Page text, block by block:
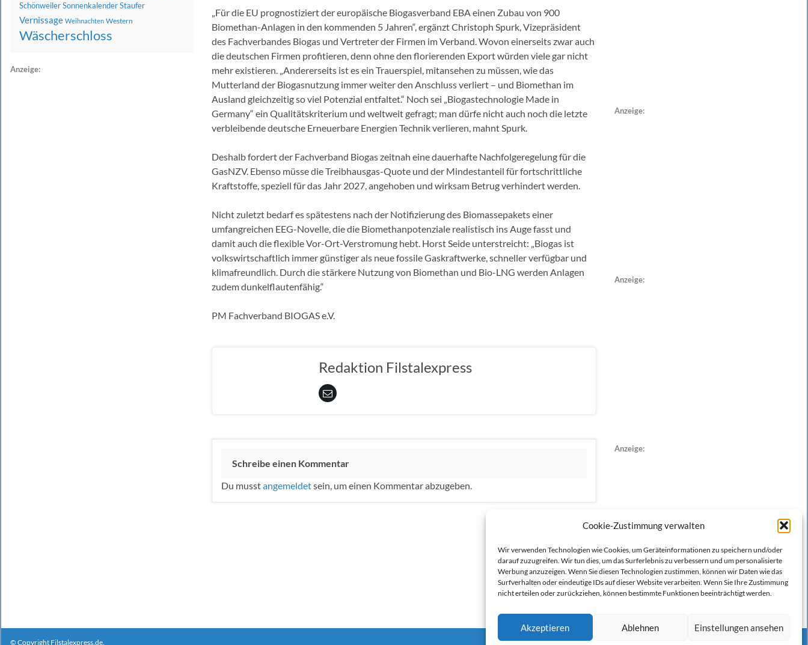
Cookie-Zustimmung verwalten
Wir verwenden Technologien wie Cookies, um Geräteinformationen zu speichern und/oder
darauf zuzugreifen. Wir tun dies, um das Surferlebnis zu verbessern und um personalisierte
Werbung anzuzeigen. Wenn Sie diesen Technologien zustimmen, können wir Daten wie das
Surfverhalten oder eindeutige IDs auf dieser Website verarbeiten. Wenn Sie Ihre Zustimmung
nicht erteilen oder zurückziehen, können bestimmte Funktionen beeinträchtigt werden.
Akzeptieren Ablehnen Einstellungen ansehen
„Für die EU prognostiziert der europäische Biogasverband EBA einen Zubau von 900
Biomethan-Anlagen in den kommenden 5 Jahren“, ergänzt Christoph Spurk, Vizepräsident
des Fachverbandes Biogas und Vertreter der Firmen im Verband. Wovon einerseits zwar auch
die deutschen Firmen profitieren, denn ohne den florierenden Export würden viele gar nicht
mehr existieren. „Andererseits ist es ein Trauerspiel, mitansehen zu müssen, wie das
Mutterland der Biogasnutzung immer weiter den Anschluss verliert – und Biomethan im
Ausland gleichzeitig so viel Potenzial entfaltet.“ Noch sei „Biogastechnologie Made in
Germany“ ein Qualitätskriterium und weltweit gefragt; man dürfe nicht auch noch die letzte
verbleibende deutsche Erneuerbare Energien Technik verlieren, mahnt Spurk.
Deshalb fordert der Fachverband Biogas zeitnah eine dauerhafte Nachfolgeregelung für die
GasNZV. Ebenso müsse die Treibhausgas-Quote und der Mindestanteil für fortschrittliche
Kraftstoffe, speziell für das Jahr 2027, angehoben und wirksam Betrug verhindert werden.
Nicht zuletzt bedarf es spätestens nach der Notifizierung des Biomassepakets einer
umfangreichen EEG-Novelle, die die Biomethanpotenziale realistisch ins Auge fasst und
damit auch die flexible Vor-Ort-Verstromung hebt. Horst Seide unterstreicht: „Biogas ist
volkswirtschaftlich immer günstiger als neue fossile Gaskraftwerke, schneller verfügbar und
klimafreundlich. Durch die stärkere Nutzung von Biomethan und Bio-LNG werden Anlagen
zudem dunkelflautenfähig.“
PM Fachverband BIOGAS e.V.
Redaktion Filstalexpress
Schreibe einen Kommentar
Du musstangemeldetsein, um einen Kommentar abzugeben.
SchönweilerSonnenkalenderStaufer
Vernissage Weihnachten Western
Wäscherschloss
Anzeige:
Anzeige:
Anzeige:
Anzeige:
© Copyright Filstalexpress.de.